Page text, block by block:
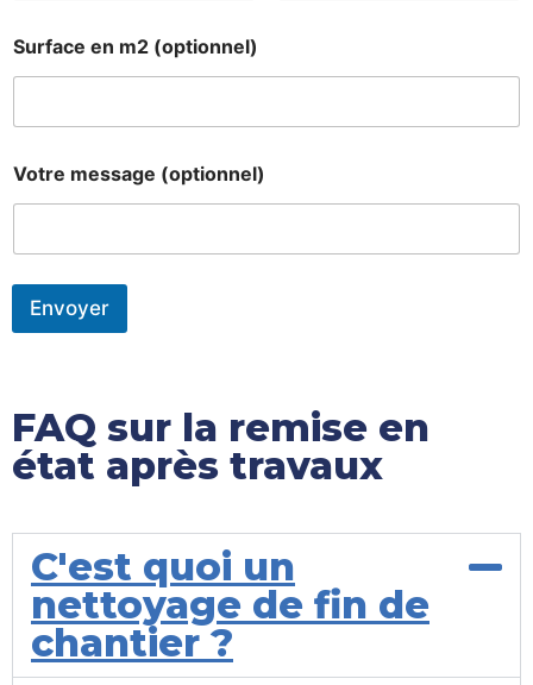
Surface en m2 (optionnel)
Votre message (optionnel)
Envoyer
FAQ sur la remise en
état après travaux
C'est quoi un
nettoyage de fin de
chantier ?